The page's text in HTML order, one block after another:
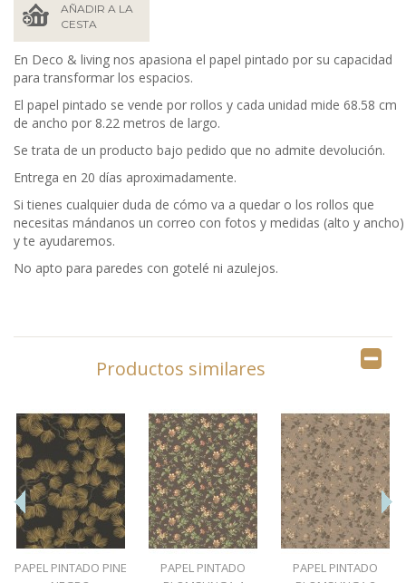
AÑADIR A LA
CESTA
En Deco & living nos apasiona el papel pintado por su capacidad
para transformar los espacios.
El papel pintado se vende por rollos y cada unidad mide 68.58 cm
de ancho por 8.22 metros de largo.
Se trata de un producto bajo pedido que no admite devolución.
Entrega en 20 días aproximadamente.
Si tienes cualquier duda de cómo va a quedar o los rollos que
necesitas mándanos un correo con fotos y medidas (alto y ancho)
y te ayudaremos.
No apto para paredes con gotelé ni azulejos.
Productos similares
PAPEL PINTADO PINE
PAPEL PINTADO
PAPEL PINTADO